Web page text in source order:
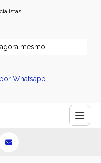
mesmo
Whatsapp